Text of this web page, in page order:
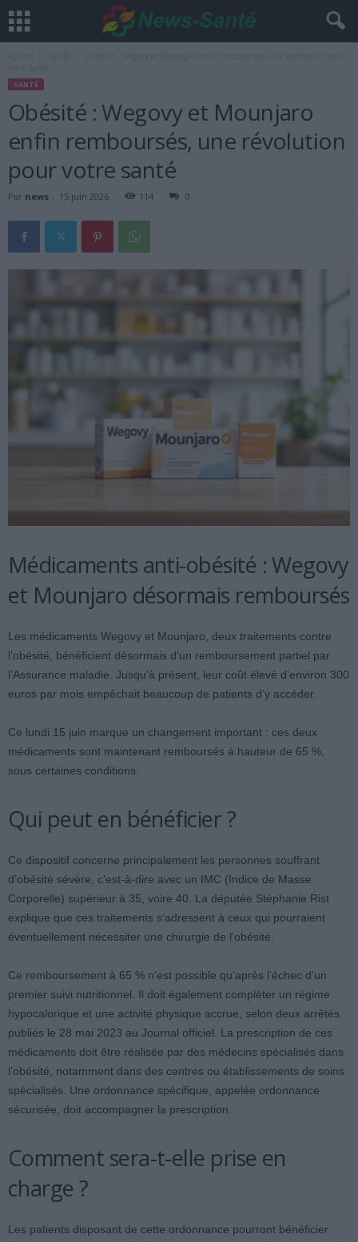
SANTÉ
Obésité : Wegovy et Mounjaro
enfin remboursés, une révolution
pour votre santé
Par news - 15 juin 2026 114 0
Médicaments anti-obésité : Wegovy
et Mounjaro désormais remboursés
Les médicaments Wegovy et Mounjaro, deux traitements contre
l’obésité, bénéficient désormais d’un remboursement partiel par
l’Assurance maladie. Jusqu’à présent, leur coût élevé d’environ 300
euros par mois empêchait beaucoup de patients d’y accéder.
Ce lundi 15 juin marque un changement important : ces deux
médicaments sont maintenant remboursés à hauteur de 65 %,
sous certaines conditions.
Qui peut en bénéficier ?
Ce dispositif concerne principalement les personnes souffrant
d’obésité sévère, c’est-à-dire avec un IMC (Indice de Masse
Corporelle) supérieur à 35, voire 40. La députée Stéphanie Rist
explique que ces traitements s’adressent à ceux qui pourraient
éventuellement nécessiter une chirurgie de l’obésité.
Ce remboursement à 65 % n’est possible qu’après l’échec d’un
premier suivi nutritionnel. Il doit également compléter un régime
hypocalorique et une activité physique accrue, selon deux arrêtés
publiés le 28 mai 2023 au Journal officiel. La prescription de ces
médicaments doit être réalisée par des médecins spécialisés dans
l’obésité, notamment dans des centres ou établissements de soins
spécialisés. Une ordonnance spécifique, appelée ordonnance
sécurisée, doit accompagner la prescription.
Comment sera-t-elle prise en
charge ?
Les patients disposant de cette ordonnance pourront bénéficier